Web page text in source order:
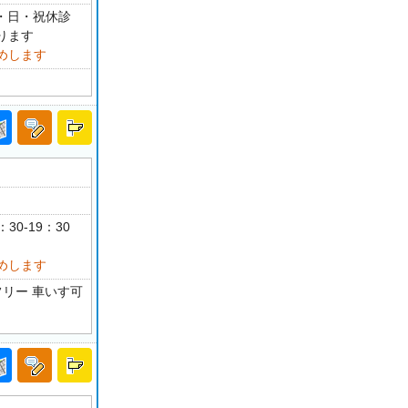
日・祝休診
ます
します
30-19：30
します
ー 車いす可